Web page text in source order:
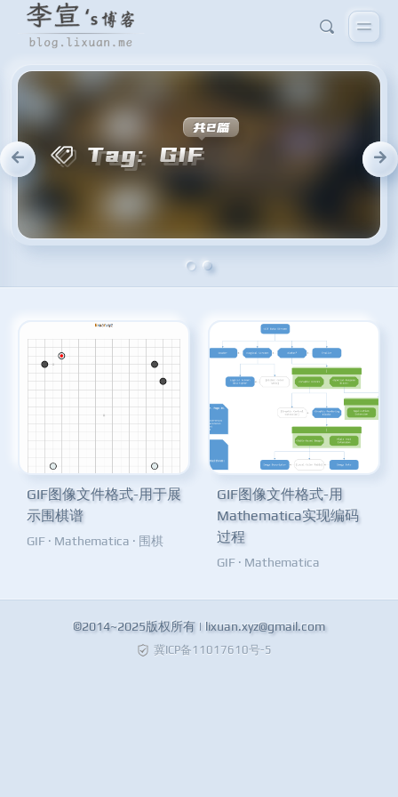
GIF图像文件格式-用于展
示围棋谱
GIF · Mathematica · 围棋
GIF图像文件格式-用
Mathematica实现编码
过程
GIF · Mathematica
©2014~2025版权所有 | lixuan.xyz@gmail.com
冀ICP备11017610号-5